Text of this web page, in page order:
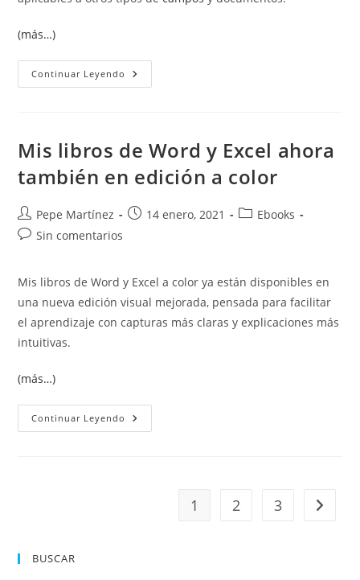
(más…)
Continuar Leyendo Cómo
Hacer
Mis libros de Word y Excel ahora
también en edición a color
Autor
de
Pepe Martínez
Publicación
14 enero, 2021
Categoría
Ebooks
Comentarios
entrada:
Sin comentarios
Mis libros de Word y Excel a color ya están disponibles en
una nueva edición visual mejorada, pensada para facilitar
el aprendizaje con capturas más claras y explicaciones más
intuitivas.
(más…)
Continuar Leyendo Mis
Libros
1 2 3 Ir a la
BUSCAR